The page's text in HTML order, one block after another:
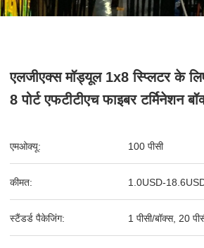
एलजीएक्स मॉड्यूल 1x8 स्प्लिटर के
8 पोर्ट एफटीटीएच फाइबर टर्मिनेशन
एमओक्यू: 100 पीसी
कीमत: 1.0USD-
स्टैंडर्ड पैकेजिंग: 1 पीसी/बॉक्स, 20